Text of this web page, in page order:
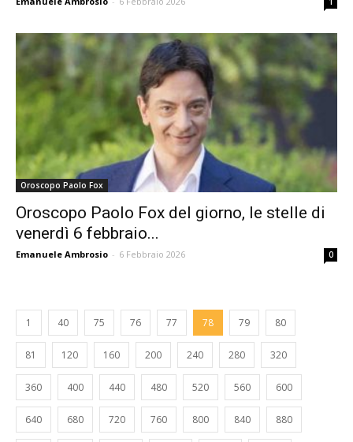
Oroscopo Paolo Fox
Oroscopo Paolo Fox del giorno, le stelle di
venerdì 6 febbraio...
Emanuele Ambrosio - 6 Febbraio 2026 0
1 40 75 76 77 78 79 80
81 120 160 200 240 280 320
360 400 440 480 520 560 600
640 680 720 760 800 840 880